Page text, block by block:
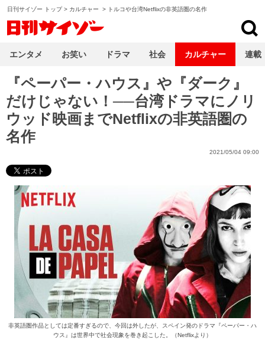
日刊サイゾー トップ> カルチャー > トルコや台湾Netflixの非英語圏の名作
『ペーパー・ハウス』や『ダーク』
だけじゃない！──台湾ドラマにノリ
ウッド映画までNetflixの非英語圏の
名作
2021/05/04 09:00
非英語圏作品としては定番すぎるので、今回は外したが、スペイン発のドラマ『ペーパー・ハ
ウス』は世界中で社会現象を巻き起こした。（Netflixより）
エンタメ お笑い ドラマ 社会 カルチャー 連載